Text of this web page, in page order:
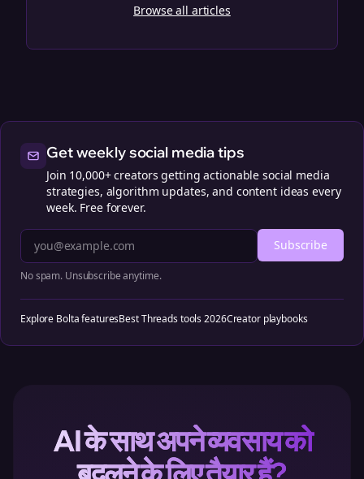
Browse all articles
Get weekly social media tips
Join 10,000+ creators getting actionable social media
strategies, algorithm updates, and content ideas every
week. Free forever.
Subscribe
No spam. Unsubscribe anytime.
Explore Bolta featuresBest Threads tools 2026Creator playbooks
AI के साथ अपने व्यवसाय को